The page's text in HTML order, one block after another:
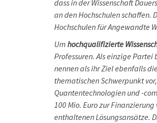
dass in der Wissenschaft
an den Hochschulen
Hochschulen für Angewandte
Um hochqualifizierte
Professuren. Als einzige
nennen als ihr Ziel ebenfalls
thematischen Schwerpunkt
Quantentechnologien und -
100 Mio. Euro zur
enthaltenen Lösungsansätze.